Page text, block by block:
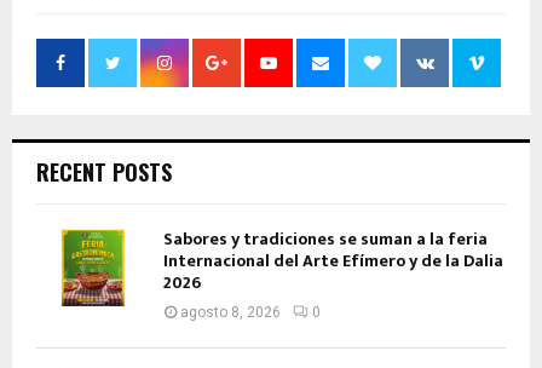
RECENT POSTS
Sabores y tradiciones se suman a la feria
Internacional del Arte Efímero y de la Dalia
2026
agosto 8, 2026 0